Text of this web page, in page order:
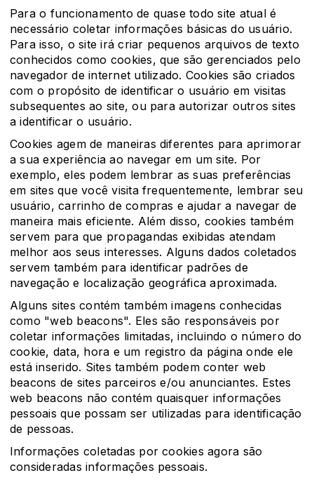
Para o funcionamento de quase todo site atual é
necessário coletar informações básicas do usuário.
Para isso, o site irá criar pequenos arquivos de texto
conhecidos como cookies, que são gerenciados pelo
navegador de internet utilizado. Cookies são criados
com o propósito de identificar o usuário em visitas
subsequentes ao site, ou para autorizar outros sites
a identificar o usuário.
Cookies agem de maneiras diferentes para aprimorar
a sua experiência ao navegar em um site. Por
exemplo, eles podem lembrar as suas preferências
em sites que você visita frequentemente, lembrar seu
usuário, carrinho de compras e ajudar a navegar de
maneira mais eficiente. Além disso, cookies também
servem para que propagandas exibidas atendam
melhor aos seus interesses. Alguns dados coletados
servem também para identificar padrões de
navegação e localização geográfica aproximada.
Alguns sites contém também imagens conhecidas
como "web beacons". Eles são responsáveis por
coletar informações limitadas, incluindo o número do
cookie, data, hora e um registro da página onde ele
está inserido. Sites também podem conter web
beacons de sites parceiros e/ou anunciantes. Estes
web beacons não contém quaisquer informações
pessoais que possam ser utilizadas para identificação
de pessoas.
Informações coletadas por cookies agora são
consideradas informações pessoais.